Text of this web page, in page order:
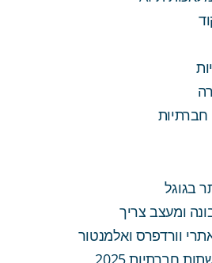
בגוגל
ומעצב צריך
חברתיות 2025